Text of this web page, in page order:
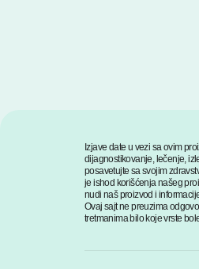
Izjave date u vezi sa ovim
dijagnostikovanje, lečenje,
posavetujte sa svojim
je ishod korišćenja našeg
nudi naš proizvod i
Ovaj sajt ne preuzima
tretmanima bilo koje vrste